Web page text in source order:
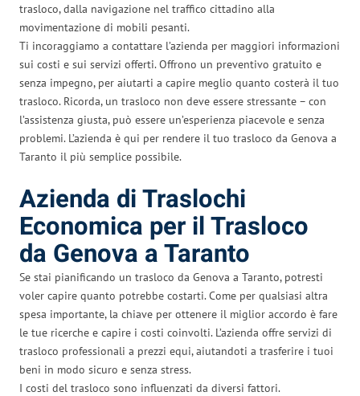
trasloco, dalla navigazione nel traffico cittadino alla
movimentazione di mobili pesanti.
Ti incoraggiamo a contattare l’azienda per maggiori informazioni
sui costi e sui servizi offerti. Offrono un preventivo gratuito e
senza impegno, per aiutarti a capire meglio quanto costerà il tuo
trasloco. Ricorda, un trasloco non deve essere stressante – con
l’assistenza giusta, può essere un’esperienza piacevole e senza
problemi. L’azienda è qui per rendere il tuo trasloco da Genova a
Taranto il più semplice possibile.
Azienda di Traslochi
Economica per il Trasloco
da Genova a Taranto
Se stai pianificando un trasloco da Genova a Taranto, potresti
voler capire quanto potrebbe costarti. Come per qualsiasi altra
spesa importante, la chiave per ottenere il miglior accordo è fare
le tue ricerche e capire i costi coinvolti. L’azienda offre servizi di
trasloco professionali a prezzi equi, aiutandoti a trasferire i tuoi
beni in modo sicuro e senza stress.
I costi del trasloco sono influenzati da diversi fattori.